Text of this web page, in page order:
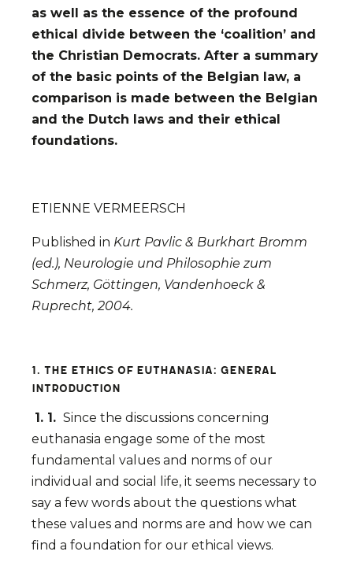
as well as the essence of the profound
ethical divide between the ‘coalition’ and
the Christian Democrats. After a summary
of the basic points of the Belgian law, a
comparison is made between the Belgian
and the Dutch laws and their ethical
foundations.
ETIENNE VERMEERSCH
Published in Kurt Pavlic & Burkhart Bromm
(ed.), Neurologie und Philosophie zum
Schmerz, Göttingen, Vandenhoeck &
Ruprecht, 2004.
1. The ethics of euthanasia: general
introduction
1. 1. Since the discussions concerning
euthanasia engage some of the most
fundamental values and norms of our
individual and social life, it seems necessary to
say a few words about the questions what
these values and norms are and how we can
find a foundation for our ethical views.